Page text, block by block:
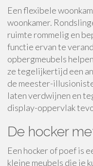
Een flexibele
woonkamer.
ruimte rommelig en
functie ervan te
opbergmeubels
ze tegelijkertijd een
de meester-
laten verdwijnen en
display-oppervlak
De hocker
Een hocker of poef is
kleine meubels die je